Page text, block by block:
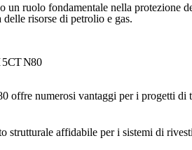
un ruolo fondamentale nella protezione
delle risorse di petrolio e gas.
5CT N80
offre numerosi vantaggi per i progetti di
strutturale affidabile per i sistemi di